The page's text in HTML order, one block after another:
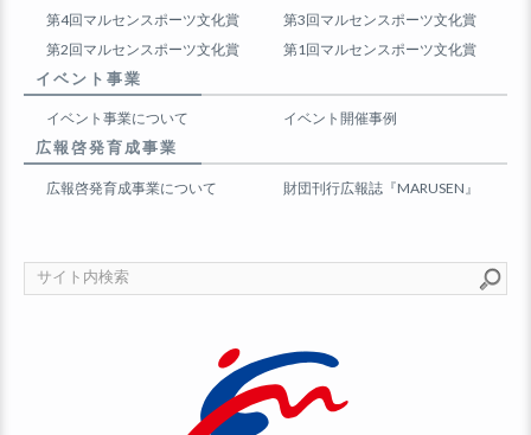
第4回マルセンスポーツ文化賞
第3回マルセンスポーツ文化賞
第2回マルセンスポーツ文化賞
第1回マルセンスポーツ文化賞
イベント事業
イベント事業について イベント開催事例
広報啓発育成事業
広報啓発育成事業について 財団刊行広報誌『MARUSEN』